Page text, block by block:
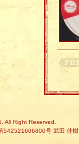
All Right Reserved.
542521606800号 武田 佳樹